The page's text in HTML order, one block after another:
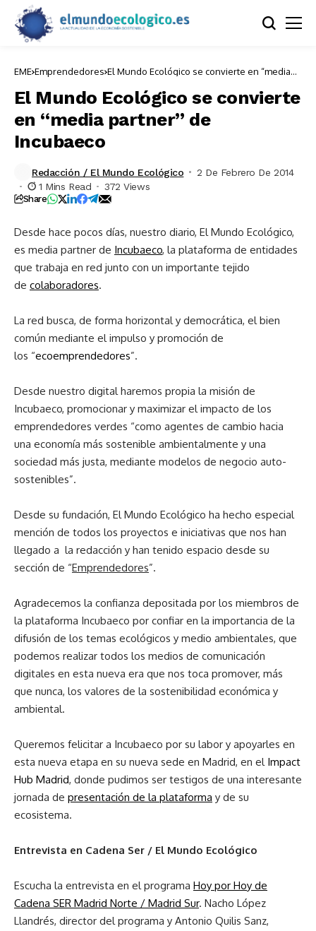
EME Emprendedores El Mundo Ecológico se convierte en “media
El Mundo Ecológico se convierte
en “media partner” de
Incubaeco
Redacción / El Mundo Ecológico
2 De Febrero De 2014
1 Mins Read
372 Views
Share
Desde hace pocos días, nuestro diario, El Mundo Ecológico,
es media partner de Incubaeco, la plataforma de entidades
que trabaja en red junto con un importante tejido
de colaboradores.
La red busca, de forma horizontal y democrática, el bien
común mediante el impulso y promoción de
los “ecoemprendedores”.
Desde nuestro digital haremos propia la misión de
Incubaeco, promocionar y maximizar el impacto de los
emprendedores verdes “como agentes de cambio hacia
una economía más sostenible ambientalmente y una
sociedad más justa, mediante modelos de negocio auto-
sostenibles”.
Desde su fundación, El Mundo Ecológico ha hecho especial
mención de todos los proyectos e iniciativas que nos han
llegado a la redacción y han tenido espacio desde su
sección de “Emprendedores”.
Agradecemos la confianza depositada por los miembros de
la plataforma Incubaeco por confiar en la importancia de la
difusión de los temas ecológicos y medio ambientales, que
podemos realizar todos los medios de comunicación
digitales en esta nueva era que nos toca promover, más
que nunca, los valores de la sostenibilidad económica y
ambiental.
Queremos felicitar a Incubaeco por su labor y apoyarles en
esta nueva etapa en su nueva sede en Madrid, en el Impact
Hub Madrid, donde pudimos ser testigos de una interesante
jornada de presentación de la plataforma y de su
ecosistema.
Entrevista en Cadena Ser / El Mundo Ecológico
Escucha la entrevista en el programa Hoy por Hoy de
Cadena SER Madrid Norte / Madrid Sur. Nacho López
Llandrés, director del programa y Antonio Quilis Sanz,